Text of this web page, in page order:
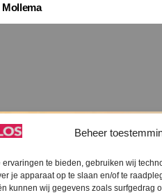
Beheer
ervaringen te bieden, gebruiken wij
je apparaat op te slaan en/of te
kunnen wij gegevens zoals surfgedrag
Mollema